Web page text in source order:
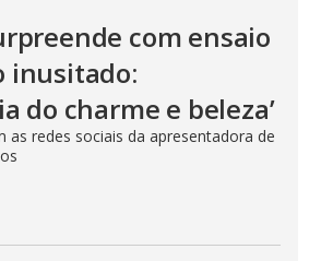
com ensaio
inusitado:
do charme e beleza’
as redes sociais da apresentadora de